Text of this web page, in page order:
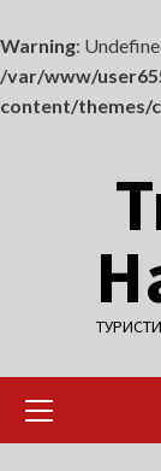
Warning:
/var/www/
content/themes/
меню